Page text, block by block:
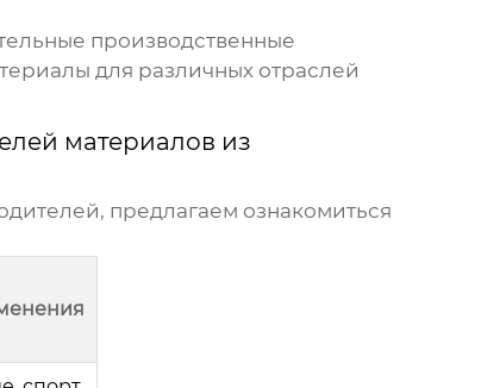
производственные
для различных отраслей
материалов из
предлагаем ознакомиться